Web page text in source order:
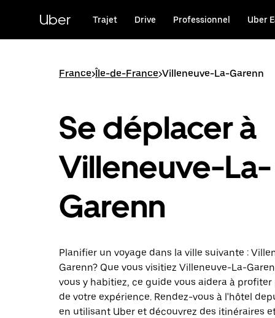
principal
Uber Trajet Drive Professionnel Uber
France>Île-de-France>Villeneuve-La-Garenn
Se déplacer à
Villeneuve-La-
Garenn
Planifier un voyage dans la ville suivante :
Garenn? Que vous visitiez Villeneuve-La-
vous y habitiez, ce guide vous aidera à
de votre expérience. Rendez-vous à l'hôtel
en utilisant Uber et découvrez des itinéraires